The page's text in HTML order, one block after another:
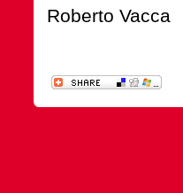
Roberto Vacca